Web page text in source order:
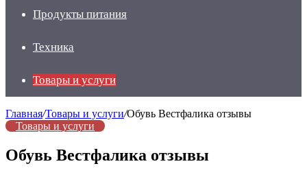
Продукты питания
Техника
Товары и услуги
Главная/Товары и услуги/Обувь Вестфалика отзывы
Товары и услуги
Обувь Вестфалика отзывы